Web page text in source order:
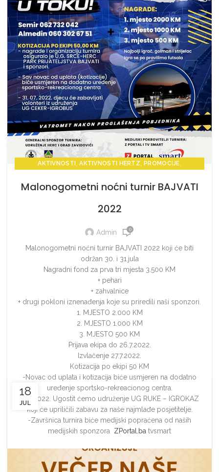
AKTIVNOSTI ,AKTIVNOSTI HERTZ ,PROMOCIJE
Malonogometni noćni turnir BAJVATI
2022
Admin 0
Malonogometni noćni turnir BAJVATI 2022 koji će biti
održan 30. i 31.jula
Nagradni fond za prva tri mjesta 3.500 KM
+ pehari
+ zahvalnice
+ drugi pokloni iznenađenja koje su priredili naši sponzori.
1. MJESTO 2.000 KM
2. MJESTO 1.000 KM
3. MJESTO 500 KM
Prijava ekipa do 26.7.2022.
Izvlačenje 27.7.2022.
Kotizacija po ekipi 50 KM
-Novac od uplata i kotizacija biće usmjeren na dodatno
uređenje sportsko-rekreacionog centra.
31.7.2022. Ugostit ćemo udruženje UG RUKE – IGROKAZ
koji će upriličili zabavu za naše najmlađe posjetitelje.
-Završnica turnira biće medijski popraćena od naših
medijskih sponzora ZPortal.ba tvsmart
18
JUL